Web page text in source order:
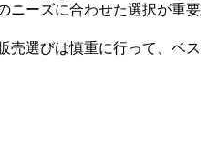
ニーズに合わせた選択が重要
売選びは慎重に行って、ベス